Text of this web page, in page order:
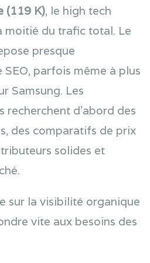
(119 K), le high tech
moitié du trafic total. Le
presque
SEO, parfois même à plus
Samsung. Les
recherchent d’abord des
des comparatifs de prix
solides et
sur la visibilité organique
vite aux besoins des